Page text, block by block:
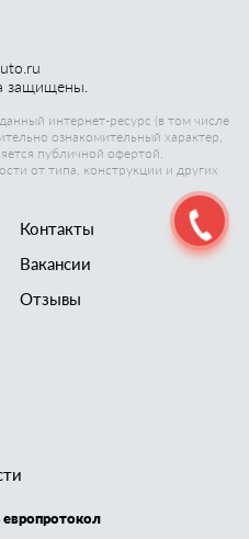
защищены.
интернет-ресурс (в том числе
ознакомительный характер,
публичной офертой.
от типа, конструкции и других
Контакты
Вакансии
Отзывы
европротокол